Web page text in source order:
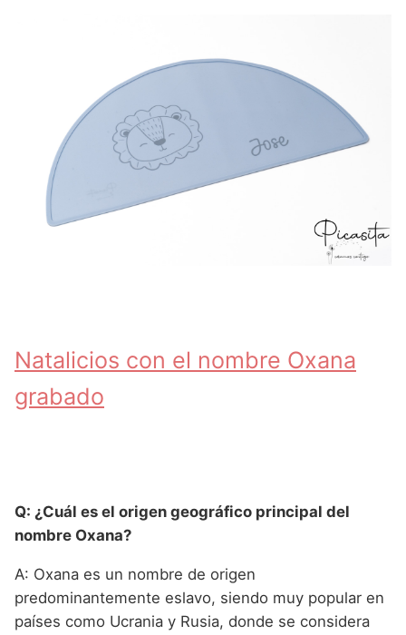
Natalicios con el nombre Oxana
grabado
Q: ¿Cuál es el origen geográfico principal del
nombre Oxana?
A: Oxana es un nombre de origen
predominantemente eslavo, siendo muy popular en
países como Ucrania y Rusia, donde se considera